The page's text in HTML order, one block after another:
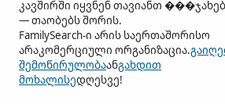
კავშირში იყვნენ თავიანთ
— თაობებს შორის.
FamilySearch-ი არის საერთაშორისო
არაკომერციული ორგანიზაცია.
შემოწირულობაანგახდით
მოხალისედღესვე!